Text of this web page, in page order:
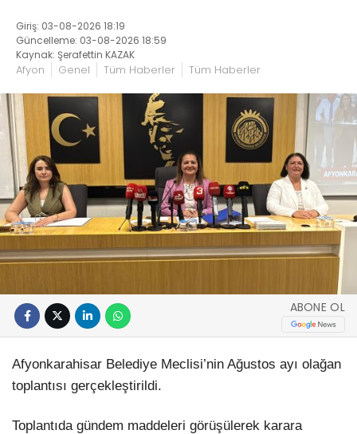
Giriş: 03-08-2026 18:19
Güncelleme: 03-08-2026 18:59
Kaynak: Şerafettin KAZAK
Afyon Genel Tüm Haberler Tüm Haberler
ABONE OL
Afyonkarahisar Belediye Meclisi’nin Ağustos ayı olağan
toplantısı gerçekleştirildi.
Toplantıda gündem maddeleri görüşülerek karara